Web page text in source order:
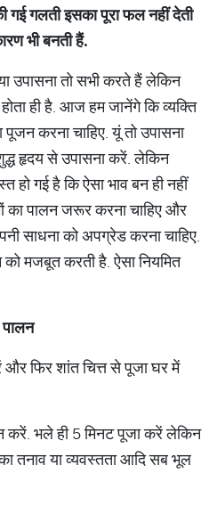
गई गलती इसका पूरा फल नहीं देती
भी बनती हैं.
उपासना तो सभी करते हैं लेकिन
ही है. आज हम जानेंगे कि व्‍यक्ति
करना चाहिए. यूं तो उपासना
हृदय से उपासना करें. लेकिन
गई है कि ऐसा भाव बन ही नहीं
का पालन जरूर करना चाहिए और
साधना को अपग्रेड करना चाहिए.
को मजबूत करती है. ऐसा नियमित
पालन
फिर शांत चित्त से पूजा घर में
करें. भले ही 5 मिनट पूजा करें लेकिन
या व्‍यवस्‍तता आदि सब भूल